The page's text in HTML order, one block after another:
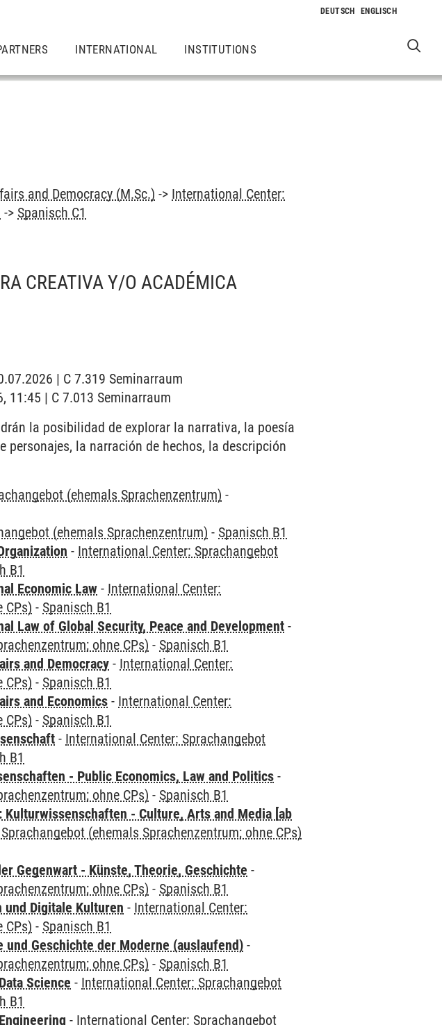
INTERNATIONAL INSTITUTIONS
and Democracy (M.Sc.) -> International Center:
-> Spanisch C1
CREATIVA Y/O ACADÉMICA
| C 7.319 Seminarraum
11:45 | C 7.013 Seminarraum
la posibilidad de explorar la narrativa, la poesía
personajes, la narración de hechos, la descripción
(ehemals Sprachenzentrum) -
(ehemals Sprachenzentrum) - Spanisch B1
- International Center: Sprachangebot
B1
Economic Law - International Center:
CPs) - Spanisch B1
Law of Global Security, Peace and Development -
ohne CPs) - Spanisch B1
and Democracy - International Center:
CPs) - Spanisch B1
and Economics - International Center:
CPs) - Spanisch B1
- International Center: Sprachangebot
B1
- Public Economics, Law and Politics -
ohne CPs) - Spanisch B1
- Culture, Arts and Media [ab
(ehemals Sprachenzentrum; ohne CPs)
Gegenwart - Künste, Theorie, Geschichte -
ohne CPs) - Spanisch B1
Digitale Kulturen - International Center:
CPs) - Spanisch B1
Geschichte der Moderne (auslaufend) -
ohne CPs) - Spanisch B1
Science - International Center: Sprachangebot
B1
- International Center: Sprachangebot